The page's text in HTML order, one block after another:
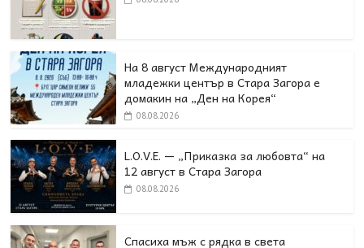
На 8 август Международният
младежки център в Стара Загора е
домакин на „Ден на Корея“
08.08.2026
L.O.V.E. — „Приказка за любовта“ на
12 август в Стара Загора
08.08.2026
Спасиха мъж с рядка в света